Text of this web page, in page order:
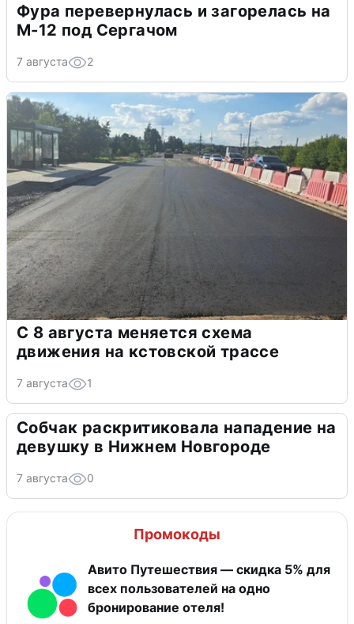
Фура перевернулась и загорелась на
М-12 под Сергачом
7 августа 2
С 8 августа меняется схема
движения на кстовской трассе
7 августа 1
Собчак раскритиковала нападение на
девушку в Нижнем Новгороде
7 августа 0
Промокоды
Авито Путешествия — скидка 5% для
всех пользователей на одно
бронирование отеля!